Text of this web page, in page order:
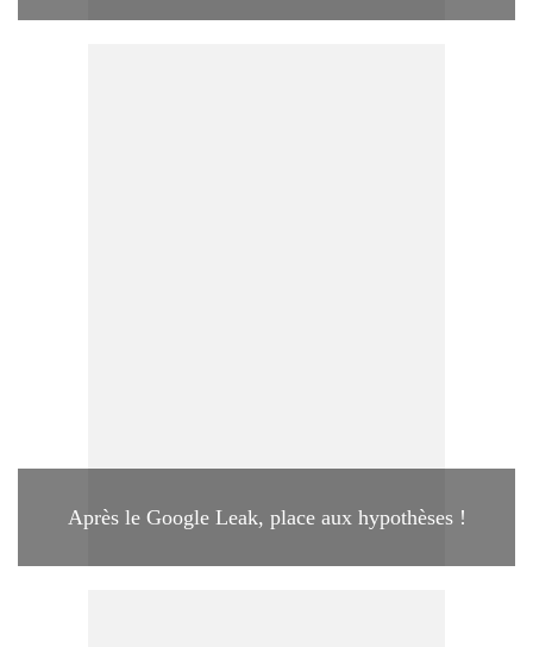
Après le Google Leak, place aux hypothèses !